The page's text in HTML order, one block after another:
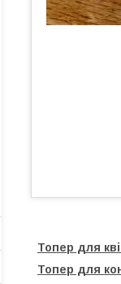
Топер для
Топер для